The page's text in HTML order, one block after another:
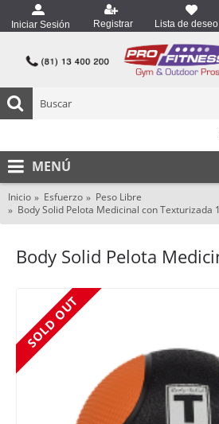
Iniciar Sesión Registrar Lista de
MENÚ
Inicio Esfuerzo
Peso Libre
Body Solid Pelota Medicinal con Texturizada
SOLD OUT